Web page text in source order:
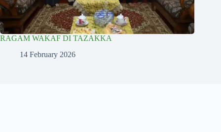
RAGAM WAKAF DI TAZAKKA
14 February 2026